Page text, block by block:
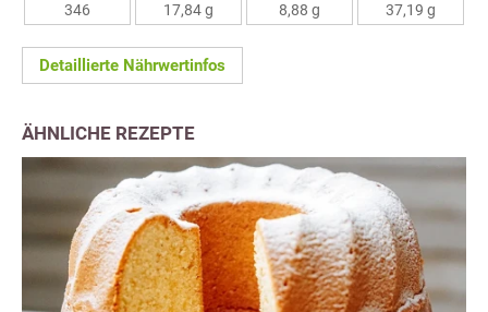
346
17,84 g
8,88 g
37,19 g
Detaillierte Nährwertinfos
ÄHNLICHE REZEPTE